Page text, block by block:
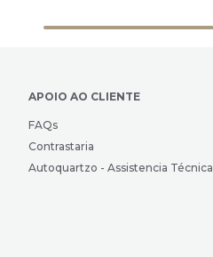
APOIO AO CLIENTE
FAQs
Contrastaria
Autoquartzo - Assistencia Técnica